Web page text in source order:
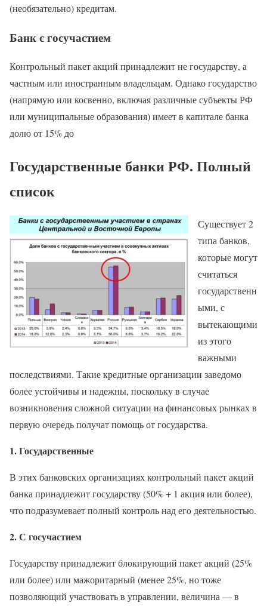
(необязательно) кредитам.
Банк с госучастием
Контрольный пакет акций принадлежит не государству, а
частным или иностранным владельцам. Однако государство
(напрямую или косвенно, включая различные субъекты РФ
или муниципальные образования) имеет в капитале банка
долю от 15% до
Государственные банки РФ. Полный
список
Существует 2
типа банков,
которые могут
считаться
государственн
ыми, с
вытекающими
из этого
важными
последствиями. Такие кредитные организации заведомо
более устойчивы и надежны, поскольку в случае
возникновения сложной ситуации на финансовых рынках в
первую очередь получат помощь от государства.
1. Государственные
В этих банковских организациях контрольный пакет акций
банка принадлежит государству (50% + 1 акция или более),
что подразумевает полный контроль над его деятельностью.
2. С госучастием
Государству принадлежит блокирующий пакет акций (25%
или более) или мажоритарный (менее 25%, но тоже
позволяющий участвовать в управлении, величина — в